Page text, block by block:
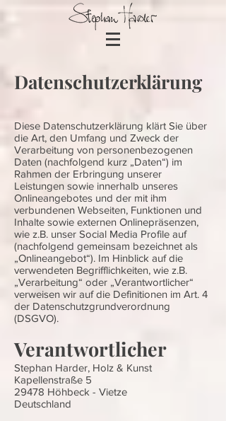
Datenschutzerklärung
Diese Datenschutzerklärung klärt Sie über
die Art, den Umfang und Zweck der
Verarbeitung von personenbezogenen
Daten (nachfolgend kurz „Daten“) im
Rahmen der Erbringung unserer
Leistungen sowie innerhalb unseres
Onlineangebotes und der mit ihm
verbundenen Webseiten, Funktionen und
Inhalte sowie externen Onlinepräsenzen,
wie z.B. unser Social Media Profile auf
(nachfolgend gemeinsam bezeichnet als
„Onlineangebot“). Im Hinblick auf die
verwendeten Begrifflichkeiten, wie z.B.
„Verarbeitung“ oder „Verantwortlicher“
verweisen wir auf die Definitionen im Art. 4
der Datenschutzgrundverordnung
(DSGVO).
Verantwortlicher
Stephan Harder, Holz & Kunst
Kapellenstraße 5
29478 Höhbeck - Vietze
Deutschland